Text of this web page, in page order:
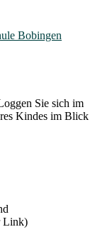
Bobingen
Sie sich im
Kindes im Blick
Link)